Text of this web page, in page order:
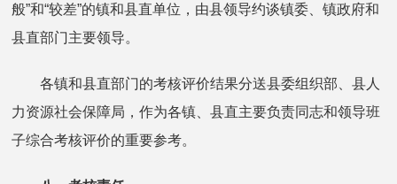
般”和“较差”的镇和县直单位，由县领导约谈镇委、镇政府和
县直部门主要领导。
各镇和县直部门的考核评价结果分送县委组织部、县人
力资源社会保障局，作为各镇、县直主要负责同志和领导班
子综合考核评价的重要参考。